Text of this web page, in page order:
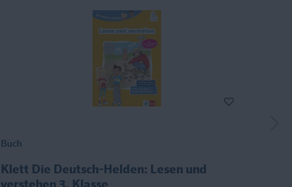
Buch
Klett Die Deutsch-Helden: Lesen und